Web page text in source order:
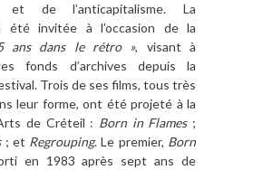
et de l’anticapitalisme. La
été invitée à l’occasion de la
ans dans le rétro », visant à
fonds d’archives depuis la
Trois de ses films, tous très
leur forme, ont été projeté à la
de Créteil : Born in Flames;
; et Regrouping. Le premier, Born
en 1983 après sept ans de